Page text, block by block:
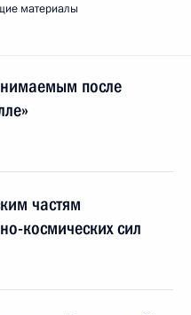
материалы
после
частям
космических сил